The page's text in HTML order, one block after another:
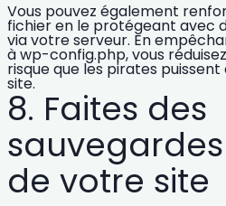
Vous pouvez également
fichier en le protégeant avec
via votre serveur. En
à wp-config.php, vous
risque que les pirates
site.
8. Faites des
de votre site